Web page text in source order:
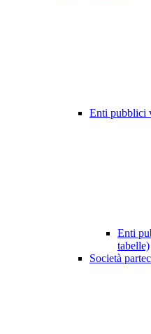
Enti pubblici
Enti
tabelle)
Società